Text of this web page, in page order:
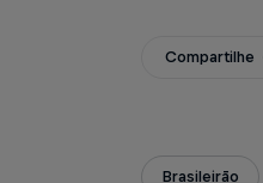
Compartilhe
Brasileirão